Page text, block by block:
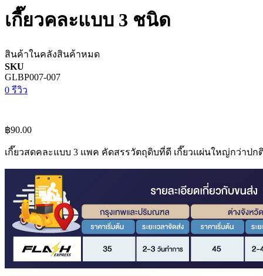
เกี๊ยวคละแบบ 3 ชนิด
สินค้าในคลังสินค้าหมด
SKU
GLBP007-007
0 รีวิว
฿90.00
เกี๊ยวสดคละแบบ 3 แพค คัดสรรวัตถุดิบที่ดี เกี๊ยวแผ่นใหญ่กว่าปก